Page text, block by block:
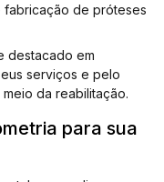
fabricação de próteses
destacado em
serviços e pelo
da reabilitação.
para sua